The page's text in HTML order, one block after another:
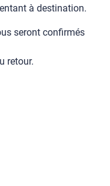
à destination.
seront confirmés
retour.